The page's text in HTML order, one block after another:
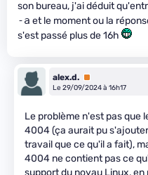
son bureau, j'ai déduit
-a et le moment ou la
s'est passé plus de 16h
alex.d. Premium
Le 29/09/2024 à 16h17
Le problème n'est pas que
4004 (ça aurait pu
travail que ce qu'il a fait),
4004 ne contient pas ce
support du noyau Linux,